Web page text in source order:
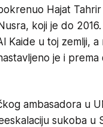
Hajat Tahrir
koji je do
Kaide u toj zemlji, a
je i prema
ambasadora u
sukoba u